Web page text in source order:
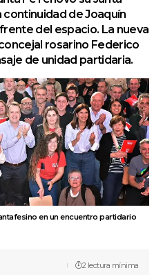
continuidad de Joaquín
del espacio. La nueva
rosarino Federico
de unidad partidaria.
en un encuentro partidario
2 lectura mínima